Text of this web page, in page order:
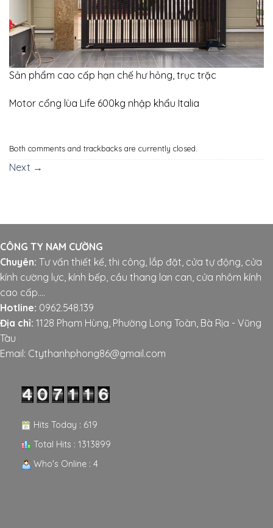
Sản phẩm cao cấp hạn chế hư hỏng, trục trặc
Motor cổng lùa Life 600kg nhập khẩu Italia
Both comments and trackbacks are currently closed.
Next →
CÔNG TY NAM CƯỜNG
Chuyên: Tư vấn thiết kế, thi công, lắp đặt, cửa tự động, cửa
kính cường lực, kính bếp, cầu thang lan can, cửa nhôm kính
cao cấp....
Hotline: 0962.548.139
Địa chỉ: 1128 Phạm Hùng, Phường Long Toàn, Bà Rịa - Vũng
Tàu
Email: Ctythanhphong86@gmail.com
Hits Today : 619
Total Hits : 1313899
Who's Online : 4